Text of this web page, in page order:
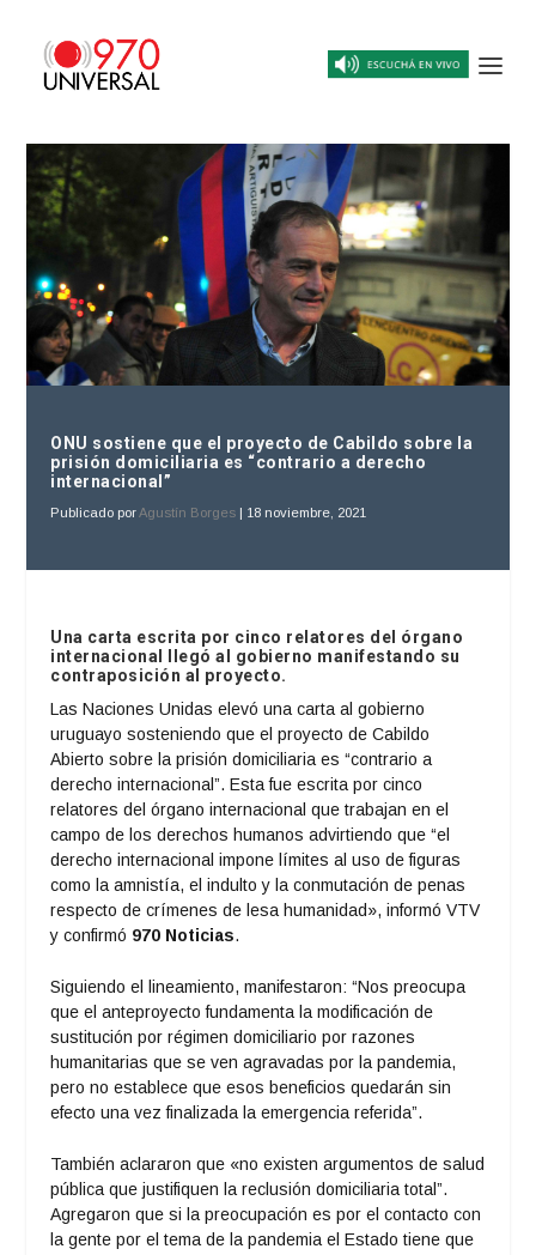
ONU sostiene que el proyecto de Cabildo sobre la
prisión domiciliaria es “contrario a derecho
internacional”
Publicado porAgustín Borges | 18 noviembre, 2021
Una carta escrita por cinco relatores del órgano
internacional llegó al gobierno manifestando su
contraposición al proyecto.
Las Naciones Unidas elevó una carta al gobierno
uruguayo sosteniendo que el proyecto de Cabildo
Abierto sobre la prisión domiciliaria es “contrario a
derecho internacional”. Esta fue escrita por cinco
relatores del órgano internacional que trabajan en el
campo de los derechos humanos advirtiendo que “el
derecho internacional impone límites al uso de figuras
como la amnistía, el indulto y la conmutación de penas
respecto de crímenes de lesa humanidad», informó VTV
y confirmó 970 Noticias.
Siguiendo el lineamiento, manifestaron: “Nos preocupa
que el anteproyecto fundamenta la modificación de
sustitución por régimen domiciliario por razones
humanitarias que se ven agravadas por la pandemia,
pero no establece que esos beneficios quedarán sin
efecto una vez finalizada la emergencia referida”.
También aclararon que «no existen argumentos de salud
pública que justifiquen la reclusión domiciliaria total”.
Agregaron que si la preocupación es por el contacto con
la gente por el tema de la pandemia el Estado tiene que